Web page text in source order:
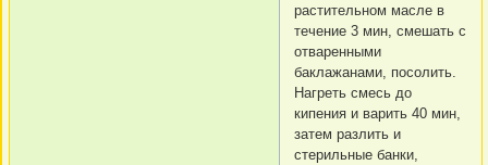
растительном масле в
течение 3 мин, смешать с
отваренными
баклажанами, посолить.
Нагреть смесь до
кипения и варить 40 мин,
затем разлить и
стерильные банки,